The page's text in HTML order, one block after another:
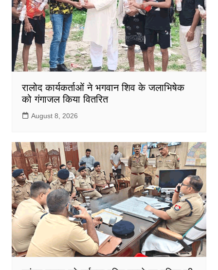
रालोद कार्यकर्ताओं ने भगवान शिव के जलाभिषेक
को गंगाजल किया वितरित
August 8, 2026